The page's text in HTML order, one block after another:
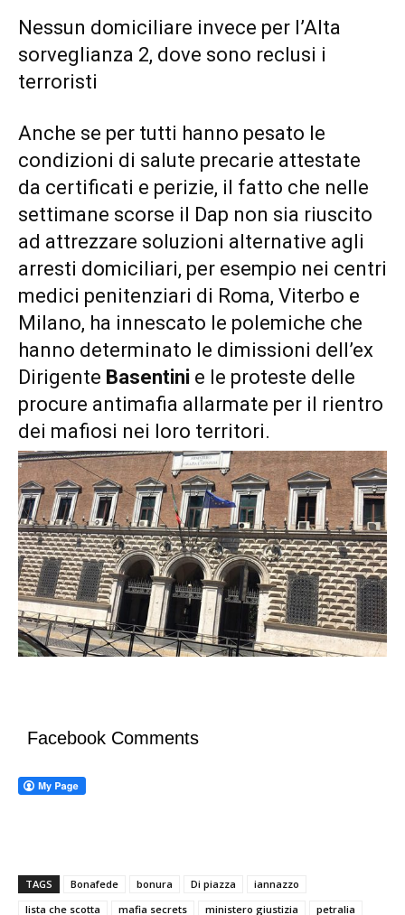
Nessun domiciliare invece per l’Alta
sorveglianza 2, dove sono reclusi i
terroristi
Anche se per tutti hanno pesato le
condizioni di salute precarie attestate
da certificati e perizie, il fatto che nelle
settimane scorse il Dap non sia riuscito
ad attrezzare soluzioni alternative agli
arresti domiciliari, per esempio nei centri
medici penitenziari di Roma, Viterbo e
Milano, ha innescato le polemiche che
hanno determinato le dimissioni dell’ex
Dirigente Basentini e le proteste delle
procure antimafia allarmate per il rientro
dei mafiosi nei loro territori.
Facebook Comments
TAGS Bonafede bonura Di piazza
iannazzo
lista che scotta
mafia secrets ministero giustizia
petralia